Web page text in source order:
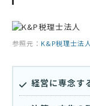
参照元： K&P税理士法人
経営に専念す